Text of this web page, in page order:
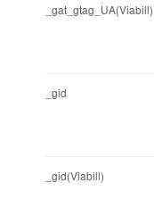
_gat_gtag_UA(Viabill)
_gid
_gid(Viabill)